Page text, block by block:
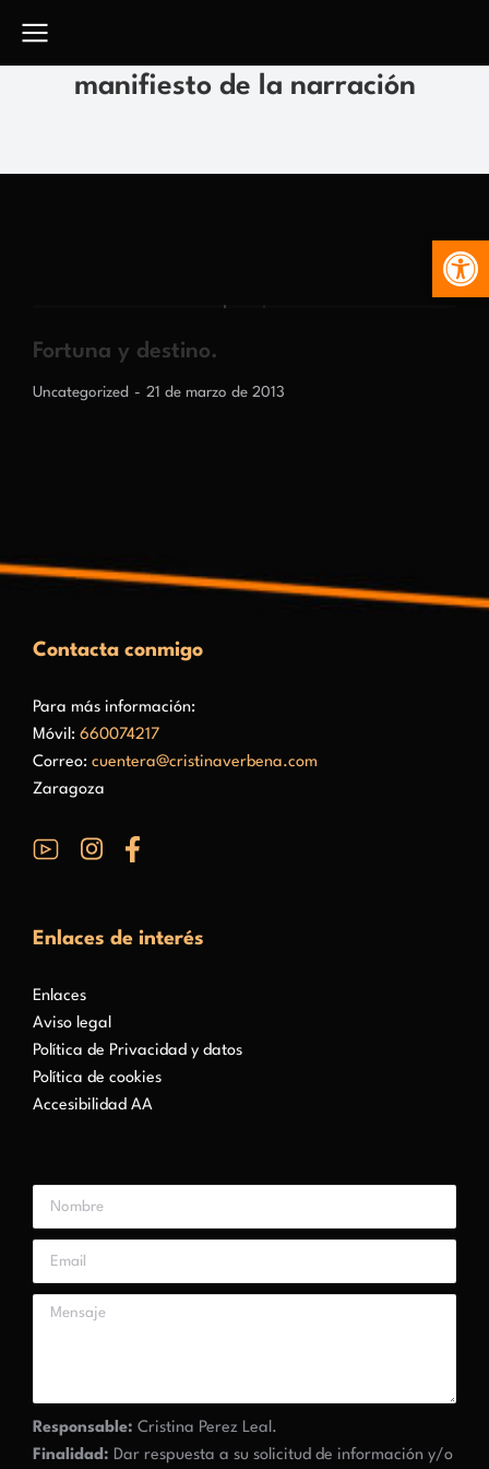
manifiesto de la narración
Fortuna y destino.
Uncategorized 21 de marzo de 2013
Contacta conmigo
Para más información:
Móvil: 660074217
Correo: cuentera@cristinaverbena.com
Zaragoza
Enlaces de interés
Enlaces
Aviso legal
Política de Privacidad y datos
Política de cookies
Accesibilidad AA
Responsable: Cristina Perez Leal.
Finalidad: Dar respuesta a su solicitud de información y/o